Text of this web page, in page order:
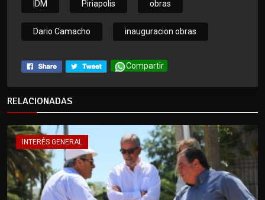
IDM Piriapolis obras
Dario Camacho inauguracion obras
Compartir
RELACIONADAS
INTERÉS GENERAL